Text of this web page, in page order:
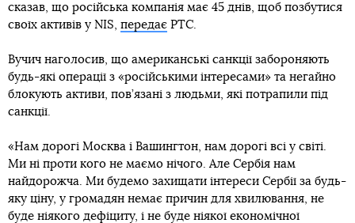
сказав, що російська компанія має 45 днів, щоб позбутися
своїх активів у NIS, передає РТС.
Вучич наголосив, що американські санкції забороняють
будь-які операції з «російськими інтересами» та негайно
блокують активи, пов’язані з людьми, які потрапили під
санкції.
«Нам дорогі Москва і Вашингтон, нам дорогі всі у світі.
Ми ні проти кого не маємо нічого. Але Сербія нам
найдорожча. Ми будемо захищати інтереси Сербії за будь-
яку ціну, у громадян немає причин для хвилювання, не
буде ніякого дефіциту, і не буде ніякої економічної